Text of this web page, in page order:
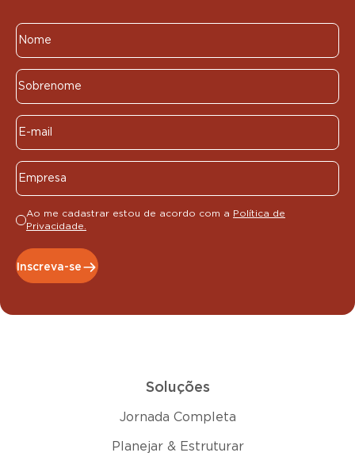
Ao me cadastrar estou de acordo com a Política de
Privacidade.
Inscreva-se
Soluções
Jornada Completa
Planejar & Estruturar